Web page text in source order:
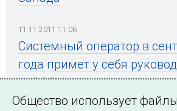
11.11.2011 11:06
Системный оператор в
года примет у себя
VLPGO
Общество использует